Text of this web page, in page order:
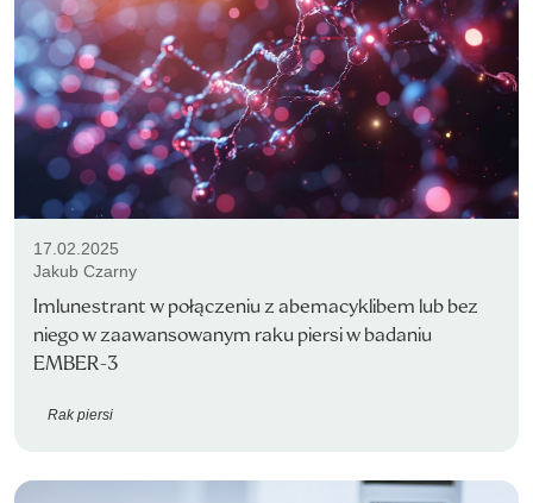
17.02.2025
Jakub Czarny
Imlunestrant w połączeniu z abemacyklibem lub bez
niego w zaawansowanym raku piersi w badaniu
EMBER-3
Rak piersi